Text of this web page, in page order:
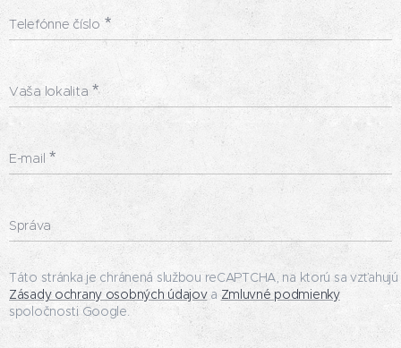
Telefónne číslo
Vaša lokalita
E-mail
Správa
Táto stránka je chránená službou reCAPTCHA, na ktorú sa vzťahujú
Zásady ochrany osobných údajovaZmluvné podmienky
spoločnosti Google.